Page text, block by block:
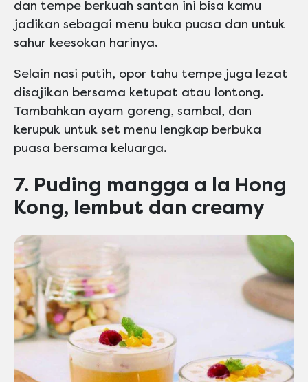
dan tempe berkuah santan ini bisa kamu
jadikan sebagai menu buka puasa dan untuk
sahur keesokan harinya.
Selain nasi putih, opor tahu tempe juga lezat
disajikan bersama ketupat atau lontong.
Tambahkan ayam goreng, sambal, dan
kerupuk untuk set menu lengkap berbuka
puasa bersama keluarga.
7. Puding mangga a la Hong
Kong, lembut dan creamy